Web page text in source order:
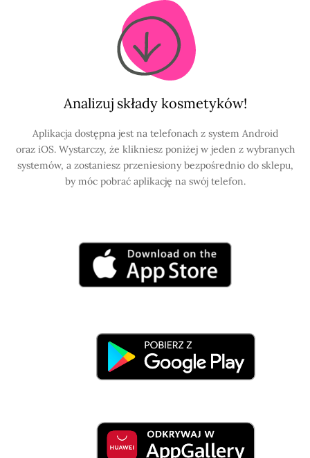
Analizuj składy kosmetyków!
Aplikacja dostępna jest na telefonach z system Android
oraz iOS. Wystarczy, że klikniesz poniżej w jeden z wybranych
systemów, a zostaniesz przeniesiony bezpośrednio do sklepu,
by móc pobrać aplikację na swój telefon.